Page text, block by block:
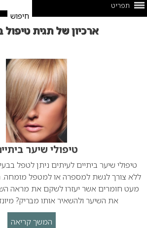
תפריט
ארכיון של תגית טיפול
טיפולי שיער
טיפולי שיער ביתיים לעיתים ניתן לטפל
ללא צורך לגשת למספרה או למטפל
מעט חומרים אשר יעזרו לשקם את מראה
את השיער ולהשאיר אותו מבריק?
המשך קריאה